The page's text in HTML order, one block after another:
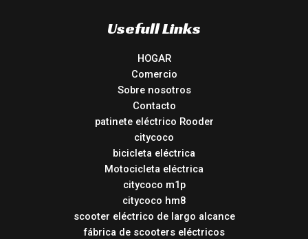
Usefull Links
HOGAR
Comercio
Sobre nosotros
Contacto
patinete eléctrico Rooder
citycoco
bicicleta eléctrica
Motocicleta eléctrica
citycoco m1p
citycoco hm8
scooter eléctrico de largo alcance
fábrica de scooters eléctricos